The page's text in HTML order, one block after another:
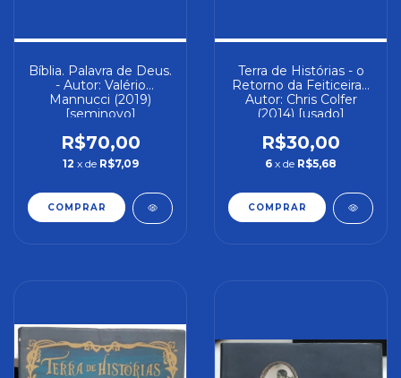
Bíblia. Palavra de Deus.
- Autor: Valério
Mannucci (2019)
[seminovo]
R$70,00
12 x de R$7,09
Terra de Histórias - o
Retorno da Feiticeira -
Autor: Chris Colfer
(2014) [usado]
R$30,00
6 x de R$5,68